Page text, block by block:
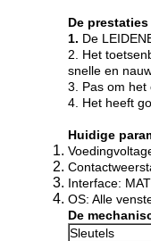
De
1. De
2. Het
snelle en
3. Pas om het
4. Het heeft
Huidige
Interface:
OS: Alle
De
Sleutels